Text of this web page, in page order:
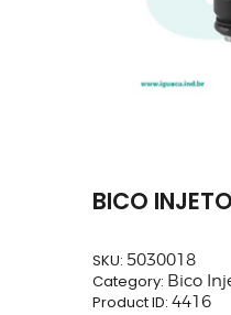
BICO
SKU: 5030018
Category: Bico
Product ID: 4416